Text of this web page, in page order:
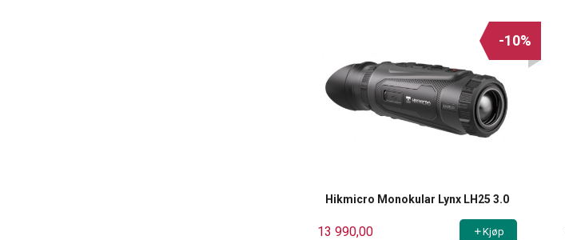
Hikmicro Monokular Lynx LH25 3.0
13 990,00
-10%
Kjøp